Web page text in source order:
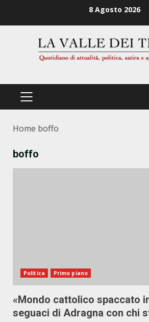
8 Agosto 2026
PRIMÄRES
Home boffo
boffo
Politica Primo piano
«Mondo cattolico spaccato
seguaci di Adragna con chi